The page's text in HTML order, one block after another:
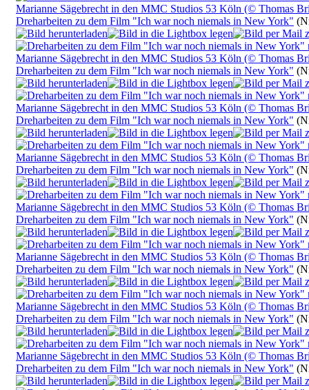
Dreharbeiten zu dem Film "Ich war noch niemals in New York"
Dreharbeiten zu dem Film "Ich war noch niemals in New York"
Dreharbeiten zu dem Film "Ich war noch niemals in New York"
Dreharbeiten zu dem Film "Ich war noch niemals in New York"
Dreharbeiten zu dem Film "Ich war noch niemals in New York"
Dreharbeiten zu dem Film "Ich war noch niemals in New York"
Dreharbeiten zu dem Film "Ich war noch niemals in New York"
Dreharbeiten zu dem Film "Ich war noch niemals in New York"